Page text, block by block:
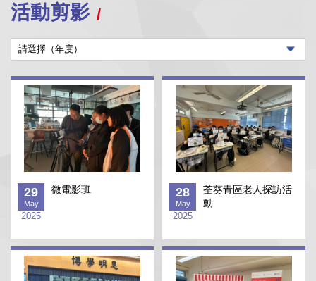
活動剪影
29
May
2025
微電影班 28
May
2025
荃葵青區老人探訪活
動